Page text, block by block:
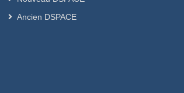
Ancien DSPACE